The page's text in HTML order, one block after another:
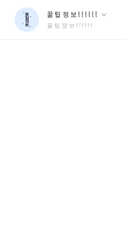
꿀 팁 정 보 ! ! ! ! ! !
꿀 팁 정 보 ! ! ! ! ! !